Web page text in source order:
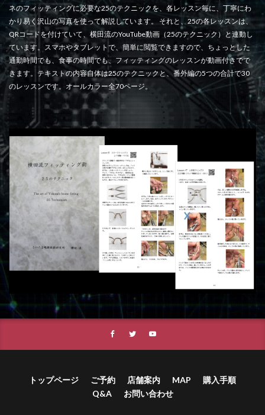
ネのフィッティングに必要な25のテクニックを、各レッスン毎に、丁寧にわ
かり易く沢山の写真を使って解説しています。 それと、25の各レッスンは、
QRコードを付けていて、横田流のYouTube動画（25のテクニック）と連動し
ています。スマホやタブレットで、簡単に閲覧できますので、ちょっとした
通勤時間でも、食事の時間でも、フィッティングのレッスンが動画付きでで
きます。テキストの内容自体は25のテクニックと、番外編の5つの合計で30
のレッスンです。オールカラー全70ページ。
トップページ ご予約 店舗案内 MAP
購入手順
Q&A
お問い合わせ